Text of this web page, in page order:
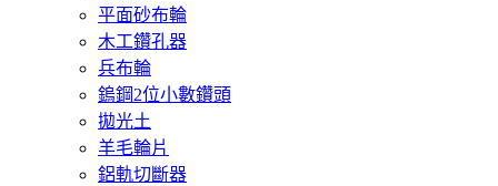
平面砂布輪
木工鑽孔器
兵布輪
鎢鋼2位小數鑽頭
拋光土
羊毛輪片
鋁軌切斷器